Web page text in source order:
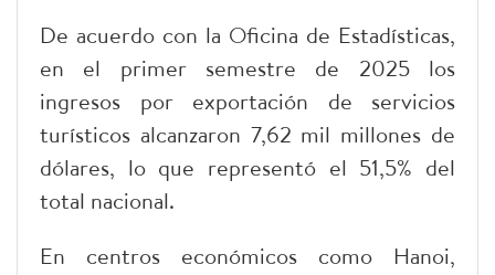
De acuerdo con la Oficina de Estadísticas,
en el primer semestre de 2025 los
ingresos por exportación de servicios
turísticos alcanzaron 7,62 mil millones de
dólares, lo que representó el 51,5% del
total nacional.
En centros económicos como Hanoi,